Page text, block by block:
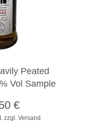
Peated
Vol Sample
zzgl. Versand
€